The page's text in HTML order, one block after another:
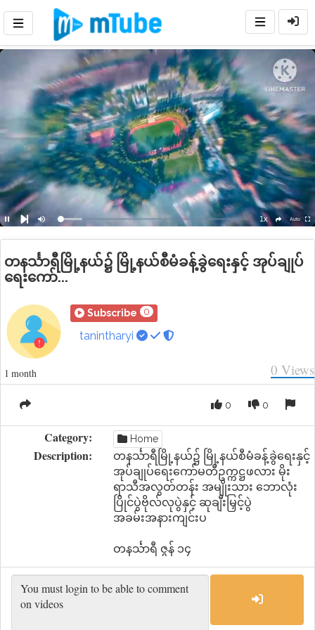
Pause
Next
Mute Loaded
13.37%
1xPlayback
Rate
social
Auto
တနင်္သာရီမြို့နယ်၌ မြို့နယ်စီမံခန့်ခွဲရေးနှင့် အုပ်ချုပ်
ရေးကော်...
Subscribe 0
tanintharyi
1 month 0 Views
0
0
Category: Home
Description:
တနင်္သာရီမြို့နယ်၌ မြို့နယ်စီမံခန့်ခွဲရေးနှင့်
အုပ်ချုပ်ရေးကော်မတီဥက္ကဋ္ဌဖလား မိုး
ရာသီအလွတ်တန်း အမျိုးသား ဘောလုံး
ပြိုင်ပွဲဗိုလ်လုပွဲနှင့် ဆုချီးမြှင့်ပွဲ
အခမ်းအနားကျင်းပ
တနင်္သာရီ ဇွန် ၁၄